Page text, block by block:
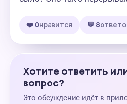
❤️ 0нравится 💬 8
Хотите ответить
вопрос?
Это обсуждение идёт в